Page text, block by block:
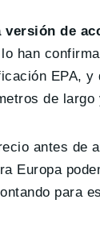
de
han
EPA, y
de
antes de
Europa
para